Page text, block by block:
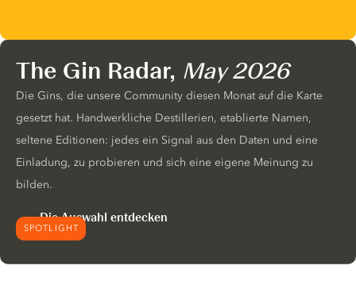
SPOTLIGHT
The Gin Radar, May 2026
Die Gins, die unsere Community diesen Monat auf die Karte
gesetzt hat. Handwerkliche Destillerien, etablierte Namen,
seltene Editionen: jedes ein Signal aus den Daten und eine
Einladung, zu probieren und sich eine eigene Meinung zu
bilden.
Die Auswahl entdecken